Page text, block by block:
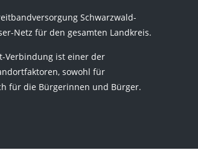
Schwarzwald-
Netz für den gesamten Landkreis.
Verbindung ist einer der
sowohl für
für die Bürgerinnen und Bürger.